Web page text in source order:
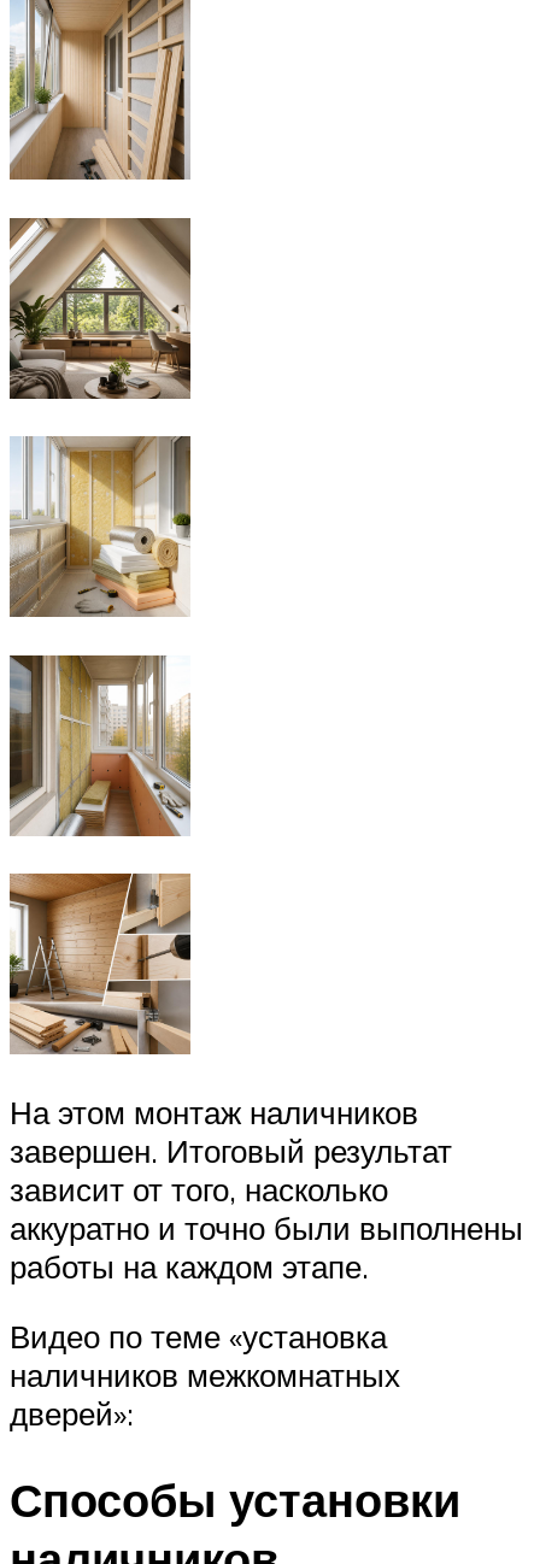
На этом монтаж наличников
завершен. Итоговый результат
зависит от того, насколько
аккуратно и точно были выполнены
работы на каждом этапе.
Видео по теме «установка
наличников межкомнатных
дверей»:
Способы установки